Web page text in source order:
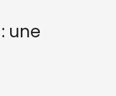
une